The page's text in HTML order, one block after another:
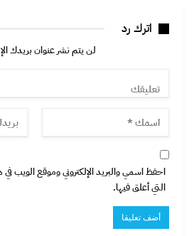
اترك رد
لن يتم نشر عنوان بريدك
احفظ اسمي والبريد الإلكتروني وموقع الويب في
التي أعلق فيها.